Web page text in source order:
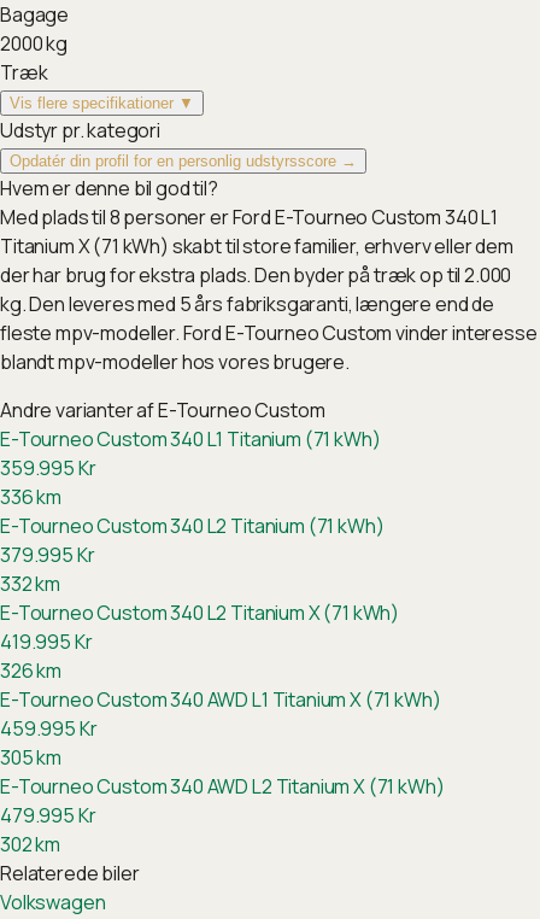
Bagage
2000kg
Træk
Vis flere specifikationer ▼
Udstyr pr. kategori
Opdatér din profil for en personlig udstyrsscore →
Hvem er denne bil god til?
Med plads til 8 personer er Ford E-Tourneo Custom 340 L1
Titanium X (71 kWh) skabt til store familier, erhverv eller dem
der har brug for ekstra plads. Den byder på træk op til 2.000
kg. Den leveres med 5 års fabriksgaranti, længere end de
fleste mpv-modeller. Ford E-Tourneo Custom vinder interesse
blandt mpv-modeller hos vores brugere.
Andre varianter afE-Tourneo Custom
E-Tourneo Custom 340 L1 Titanium (71 kWh)
359.995Kr
336km
E-Tourneo Custom 340 L2 Titanium (71 kWh)
379.995Kr
332km
E-Tourneo Custom 340 L2 Titanium X (71 kWh)
419.995Kr
326km
E-Tourneo Custom 340 AWD L1 Titanium X (71 kWh)
459.995Kr
305km
E-Tourneo Custom 340 AWD L2 Titanium X (71 kWh)
479.995Kr
302km
Relaterede biler
Volkswagen